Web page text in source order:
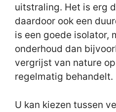
uitstraling. Het is erg
daardoor ook een
is een goede isolator,
onderhoud dan
vergrijst van nature
regelmatig behandelt.
U kan kiezen tussen